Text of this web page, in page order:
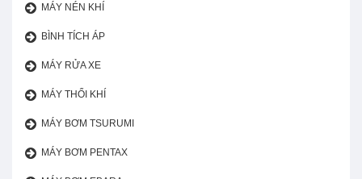
MÁY NÉN KHÍ
BÌNH TÍCH ÁP
MÁY RỬA XE
MÁY THỔI KHÍ
MÁY BƠM TSURUMI
MÁY BƠM PENTAX